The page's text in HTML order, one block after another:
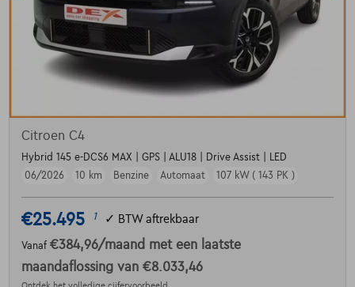
Citroen C4
Hybrid 145 e-DCS6 MAX | GPS | ALU18 | Drive Assist | LED
06/2026
10 km Benzine Automaat 107 kW ( 143 PK )
€25.495 1 ✓ BTW aftrekbaar
Vanaf €384,96/maand met een laatste
maandaflossing van €8.033,46